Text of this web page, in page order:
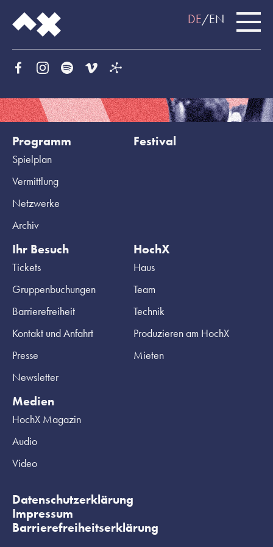
DE EN
Programm
Spielplan
Vermittlung
Netzwerke
Archiv
Festival
Ihr Besuch
Tickets
Gruppenbuchungen
Barrierefreiheit
Kontakt und Anfahrt
Presse
Newsletter
HochX
Haus
Team
Technik
Produzieren am HochX
Mieten
Medien
HochX Magazin
Audio
Video
Datenschutzerklärung
Impressum
Barrierefreiheitserklärung